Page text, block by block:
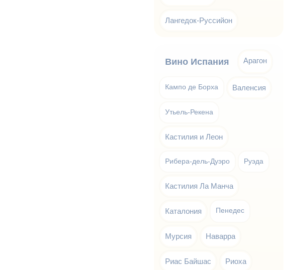
Лангедок-Руссийон
Вино Испания Арагон
Кампо де Борха Валенсия
Утьель-Рекена
Кастилия и Леон
Рибера-дель-Дуэро Руэда
Кастилия Ла Манча
Каталония Пенедес
Мурсия Наварра
Риас Байшас Риоха